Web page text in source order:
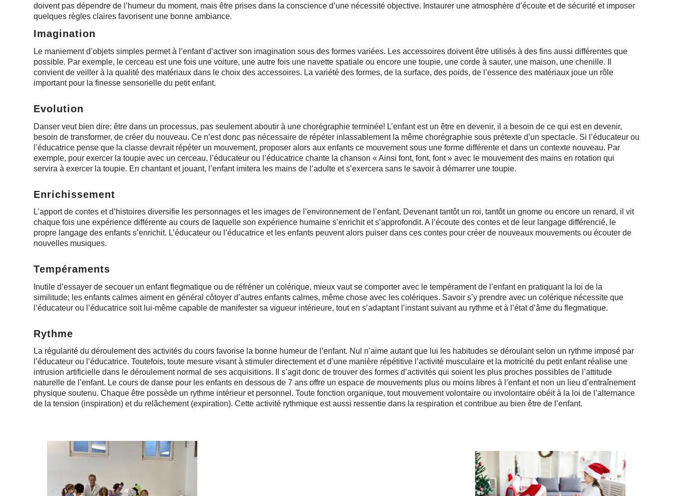
doivent pas dépendre de l’humeur du moment, mais être prises dans la conscience d’une nécessité objective. Instaurer une atmosphère d’écoute et de sécurité et imposer
quelques règles claires favorisent une bonne ambiance.
Imagination
Le maniement d’objets simples permet à l’enfant d’activer son imagination sous des formes variées. Les accessoires doivent être utilisés à des fins aussi différentes que
possible. Par exemple, le cerceau est une fois une voiture, une autre fois une navette spatiale ou encore une toupie, une corde à sauter, une maison, une chenille. Il
convient de veiller à la qualité des matériaux dans le choix des accessoires. La variété des formes, de la surface, des poids, de l’essence des matériaux joue un rôle
important pour la finesse sensorielle du petit enfant.
Evolution
Danser veut bien dire: être dans un processus, pas seulement aboutir à une chorégraphie terminée! L’enfant est un être en devenir, il a besoin de ce qui est en devenir,
besoin de transformer, de créer du nouveau. Ce n’est donc pas nécessaire de répéter inlassablement la même chorégraphie sous prétexte d’un spectacle. Si l’éducateur ou
l’éducatrice pense que la classe devrait répéter un mouvement, proposer alors aux enfants ce mouvement sous une forme différente et dans un contexte nouveau. Par
exemple, pour exercer la toupie avec un cerceau, l’éducateur ou l’éducatrice chante la chanson « Ainsi font, font, font » avec le mouvement des mains en rotation qui
servira à exercer la toupie. En chantant et jouant, l’enfant imitera les mains de l’adulte et s’exercera sans le savoir à démarrer une toupie.
Enrichissement
L’apport de contes et d’histoires diversifie les personnages et les images de l’environnement de l’enfant. Devenant tantôt un roi, tantôt un gnome ou encore un renard, il vit
chaque fois une expérience différente au cours de laquelle son expérience humaine s’enrichit et s’approfondit. A l’écoute des contes et de leur langage différencié, le
propre langage des enfants s’enrichit. L’éducateur ou l’éducatrice et les enfants peuvent alors puiser dans ces contes pour créer de nouveaux mouvements ou écouter de
nouvelles musiques.
Tempéraments
Inutile d’essayer de secouer un enfant flegmatique ou de réfréner un colérique, mieux vaut se comporter avec le tempérament de l’enfant en pratiquant la loi de la
similitude; les enfants calmes aiment en général côtoyer d’autres enfants calmes, même chose avec les colériques. Savoir s’y prendre avec un colérique nécessite que
l’éducateur ou l’éducatrice soit lui-même capable de manifester sa vigueur intérieure, tout en s’adaptant l’instant suivant au rythme et à l’état d’âme du flegmatique.
Rythme
La régularité du déroulement des activités du cours favorise la bonne humeur de l’enfant. Nul n’aime autant que lui les habitudes se déroulant selon un rythme imposé par
l’éducateur ou l’éducatrice. Toutefois, toute mesure visant à stimuler directement et d’une manière répétitive l’activité musculaire et la motricité du petit enfant réalise une
intrusion artificielle dans le déroulement normal de ses acquisitions. Il s’agit donc de trouver des formes d’activités qui soient les plus proches possibles de l’attitude
naturelle de l’enfant. Le cours de danse pour les enfants en dessous de 7 ans offre un espace de mouvements plus ou moins libres à l’enfant et non un lieu d’entraînement
physique soutenu. Chaque être possède un rythme intérieur et personnel. Toute fonction organique, tout mouvement volontaire ou involontaire obéit à la loi de l’alternance
de la tension (inspiration) et du relâchement (expiration). Cette activité rythmique est aussi ressentie dans la respiration et contribue au bien être de l’enfant.